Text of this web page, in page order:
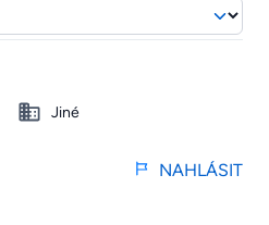
Jiné
NAHLÁSIT